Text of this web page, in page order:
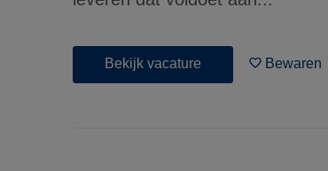
Bekijk vacature Bewaren